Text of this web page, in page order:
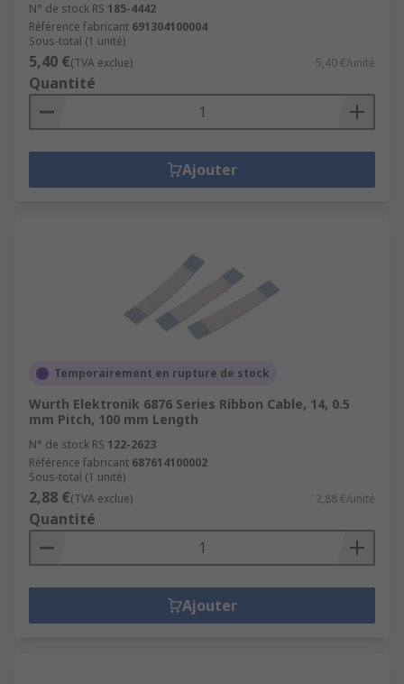
N° de stock RS 185-4442
Référence fabricant 691304100004
Sous-total (1 unité)
5,40 €(TVA exclue) 5,40 €/unité
Quantité
Ajouter
Temporairement en rupture de stock
Wurth Elektronik 6876 Series Ribbon Cable, 14, 0.5
mm Pitch, 100 mm Length
N° de stock RS 122-2623
Référence fabricant 687614100002
Sous-total (1 unité)
2,88 €(TVA exclue) 2,88 €/unité
Quantité
Ajouter